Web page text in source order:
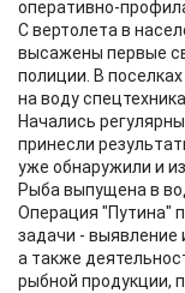
оперативно-
С вертолета в
высажены первые
полиции. В
на воду спецтехника.
Начались
принесли
уже обнаружили и
Рыба выпущена в
Операция "Путина"
задачи - выявление
а также
рыбной продукции,